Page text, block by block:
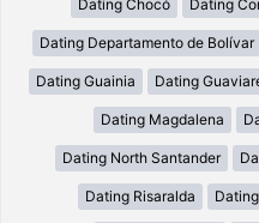
Dating Chocó Dating
Dating Departamento de Bolívar
Dating Guainia Dating
Dating Magdalena
Dating North Santander
Dating Risaralda